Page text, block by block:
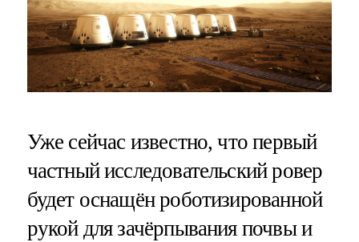
Уже сейчас известно, что первый
частный исследовательский ровер
будет оснащён роботизированной
рукой для зачёрпывания почвы и